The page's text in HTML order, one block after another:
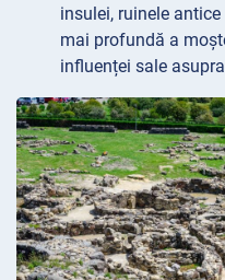
insulei, ruinele
mai profundă a
influenței sale